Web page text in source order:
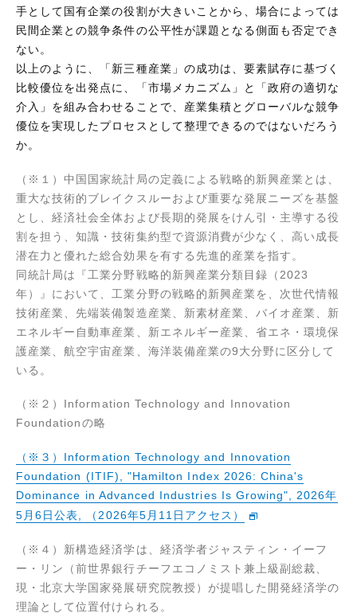
手として国有企業の役割が大きいことから、場合によっては
民間企業との競争条件の公平性が課題となる側面も否定でき
ない。
以上のように、「新三種産業」の成功は、要素賦存に基づく
比較優位を出発点に、「市場メカニズム」と「政府の適切な
介入」を組み合わせることで、産業集積とグローバルな競争
優位を実現したプロセスとして整理できるのではないだろう
か。
（※１）中国国家統計局の定義による戦略的新興産業とは、
重大な技術的ブレイクスルーおよび重要な発展ニーズを基盤
とし、経済社会全体および長期的発展をけん引・主導する役
割を担う、知識・技術集約型で資源消費が少なく、高い成長
潜在力と優れた総合効果を有する先進的産業を指す。
同統計局は『工業分野戦略的新興産業分類目録（2023
年）』において、工業分野の戦略的新興産業を、次世代情報
技術産業、先端装備製造産業、新素材産業、バイオ産業、新
エネルギー自動車産業、新エネルギー産業、省エネ・環境保
護産業、航空宇宙産業、海洋装備産業の9大分野に区分して
いる。
（※２）Information Technology and Innovation
Foundationの略
（※３）Information Technology and Innovation
Foundation (ITIF), "Hamilton Index 2026: China's
Dominance in Advanced Industries Is Growing", 2026年
5月6日公表, （2026年5月11日アクセス）
（※４）新構造経済学は、経済学者ジャスティン・イーフ
ー・リン（前世界銀行チーフエコノミスト兼上級副総裁、
現・北京大学国家発展研究院教授）が提唱した開発経済学の
理論として位置付けられる。